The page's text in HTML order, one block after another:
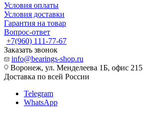
Условия оплаты
Условия доставки
Гарантия на товар
Вопрос-ответ
+7(960) 111-77-67
Заказать звонок
info@bearings-shop.ru
Воронеж, ул. Менделеева 1Б, офис 215
Доставка по всей России
Telegram
WhatsApp